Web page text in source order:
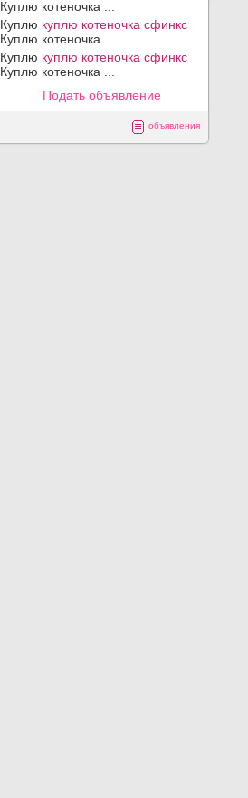
Куплю котеночка ...
Куплю куплю котеночка сфинкс
Куплю котеночка ...
Куплю куплю котеночка сфинкс
Куплю котеночка ...
Подать объявление
объявления